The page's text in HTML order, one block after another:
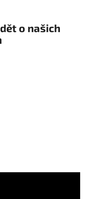
o našich